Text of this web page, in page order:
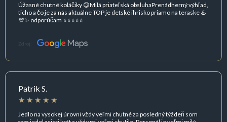
Úžasné chutné koláčiky 😋Milá priateľská obsluhaPrenádherný výhľad,
ticho a čo je za nás aktuálne TOP je detské ihrisko priamo na teraske ♨️
💯✨ odporúčam ⭐⭐⭐⭐⭐
Zdroj:
Patrik S.
Jedlo na vysokej úrovni vždy veľmi chutné za posledný týždeň som